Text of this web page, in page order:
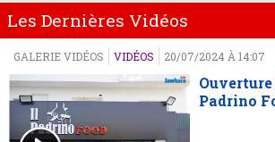
Les Dernières Vidéos
GALERIE VIDÉOS VIDÉOS 20/07/2024 À 14:07
Padrino